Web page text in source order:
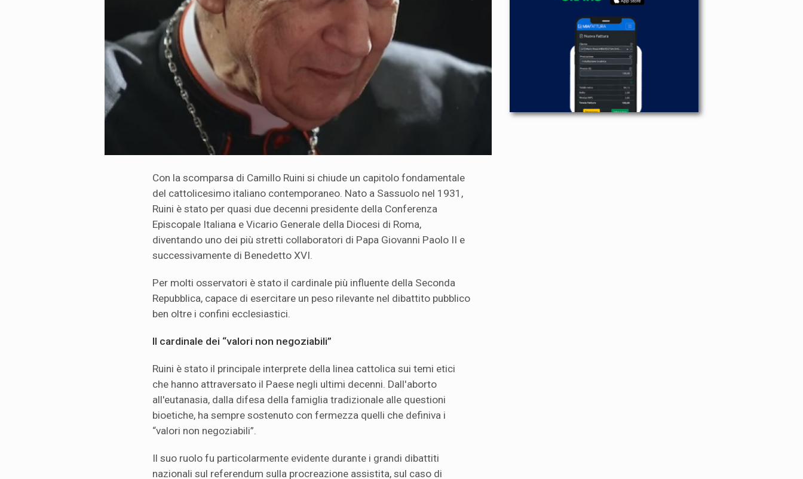
Con la scomparsa di Camillo Ruini si chiude un capitolo fondamentale
del cattolicesimo italiano contemporaneo. Nato a Sassuolo nel 1931,
Ruini è stato per quasi due decenni presidente della Conferenza
Episcopale Italiana e Vicario Generale della Diocesi di Roma,
diventando uno dei più stretti collaboratori di Papa Giovanni Paolo II e
successivamente di Benedetto XVI.
Per molti osservatori è stato il cardinale più influente della Seconda
Repubblica, capace di esercitare un peso rilevante nel dibattito pubblico
ben oltre i confini ecclesiastici.
Il cardinale dei “valori non negoziabili”
Ruini è stato il principale interprete della linea cattolica sui temi etici
che hanno attraversato il Paese negli ultimi decenni. Dall'aborto
all'eutanasia, dalla difesa della famiglia tradizionale alle questioni
bioetiche, ha sempre sostenuto con fermezza quelli che definiva i
“valori non negoziabili”.
Il suo ruolo fu particolarmente evidente durante i grandi dibattiti
nazionali sul referendum sulla procreazione assistita, sul caso di